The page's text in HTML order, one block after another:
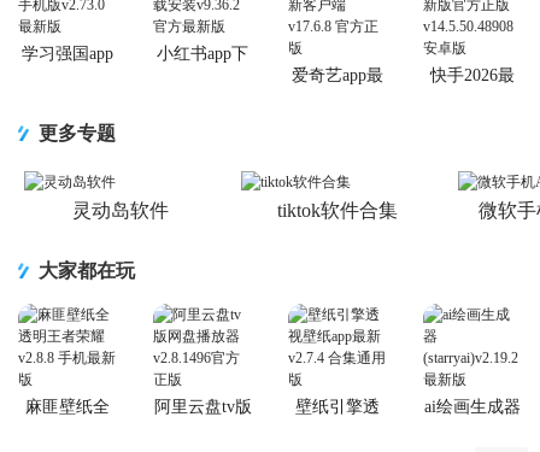
学习强国app
小红书app下
爱奇艺app最
快手2026最
更多专题
灵动岛软件 tiktok软件合集 微软手
大家都在玩
麻匪壁纸全
阿里云盘tv版
壁纸引擎透
ai绘画生成器